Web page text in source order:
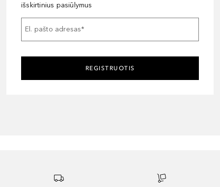
išskirtinius pasiūlymus
El. pašto adresas*
REGISTRUOTIS